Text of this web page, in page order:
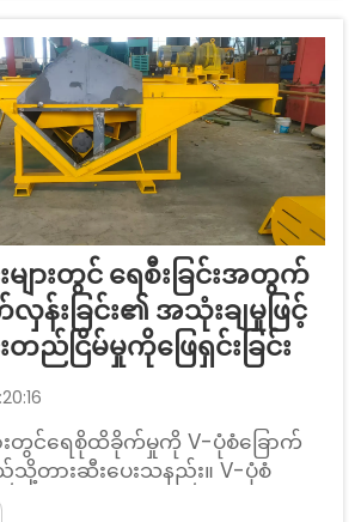
များတွင် ရေစီးခြင်းအတွက်
လှန်းခြင်း၏ အသုံးချမှုဖြင့်
တည်ငြိမ်မှုကိုဖြေရှင်းခြင်း
ားတွင်ရေစိုထိခိုက်မှုကို V-ပုံစံခြောက်
ည်သို့တားဆီးပေးသနည်း။ V-ပုံစံ
သည် ထောင့်ချိုးပုံစံဖြင့် ဤတည်ငြိမ်မှု